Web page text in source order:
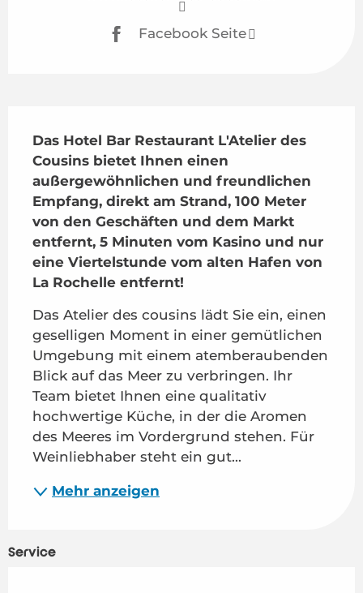
Facebook Seite
Das Hotel Bar Restaurant L'Atelier des
Cousins bietet Ihnen einen
außergewöhnlichen und freundlichen
Empfang, direkt am Strand, 100 Meter
von den Geschäften und dem Markt
entfernt, 5 Minuten vom Kasino und nur
eine Viertelstunde vom alten Hafen von
La Rochelle entfernt!
Das Atelier des cousins lädt Sie ein, einen
geselligen Moment in einer gemütlichen
Umgebung mit einem atemberaubenden
Blick auf das Meer zu verbringen. Ihr
Team bietet Ihnen eine qualitativ
hochwertige Küche, in der die Aromen
des Meeres im Vordergrund stehen. Für
Weinliebhaber steht ein gut...
Mehr anzeigen
Service